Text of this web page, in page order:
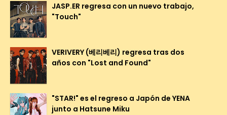
JASP.ER regresa con un nuevo trabajo,
"Touch"
VERIVERY (베리베리) regresa tras dos
años con "Lost and Found"
"STAR!" es el regreso a Japón de YENA
junto a Hatsune Miku